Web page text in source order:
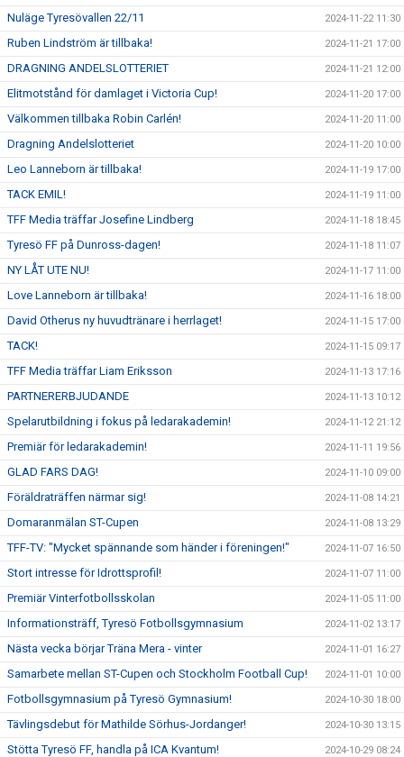
Nuläge Tyresövallen 22/11 2024-11-22 11:30
Ruben Lindström är tillbaka! 2024-11-21 17:00
DRAGNING ANDELSLOTTERIET 2024-11-21 12:00
Elitmotstånd för damlaget i Victoria Cup! 2024-11-20 17:00
Välkommen tillbaka Robin Carlén! 2024-11-20 11:00
Dragning Andelslotteriet 2024-11-20 10:00
Leo Lanneborn är tillbaka! 2024-11-19 17:00
TACK EMIL! 2024-11-19 11:00
TFF Media träffar Josefine Lindberg 2024-11-18 18:45
Tyresö FF på Dunross-dagen! 2024-11-18 11:07
NY LÅT UTE NU! 2024-11-17 11:00
Love Lanneborn är tillbaka! 2024-11-16 18:00
David Otherus ny huvudtränare i herrlaget! 2024-11-15 17:00
TACK! 2024-11-15 09:17
TFF Media träffar Liam Eriksson 2024-11-13 17:16
PARTNERERBJUDANDE 2024-11-13 10:12
Spelarutbildning i fokus på ledarakademin! 2024-11-12 21:12
Premiär för ledarakademin! 2024-11-11 19:56
GLAD FARS DAG! 2024-11-10 09:00
Föräldraträffen närmar sig! 2024-11-08 14:21
Domaranmälan ST-Cupen 2024-11-08 13:29
TFF-TV: "Mycket spännande som händer i föreningen!" 2024-11-07 16:50
Stort intresse för Idrottsprofil! 2024-11-07 11:00
Premiär Vinterfotbollsskolan 2024-11-05 11:00
Informationsträff, Tyresö Fotbollsgymnasium 2024-11-02 13:17
Nästa vecka börjar Träna Mera - vinter 2024-11-01 16:27
Samarbete mellan ST-Cupen och Stockholm Football Cup! 2024-11-01 10:00
Fotbollsgymnasium på Tyresö Gymnasium! 2024-10-30 18:00
Tävlingsdebut för Mathilde Sörhus-Jordanger! 2024-10-30 13:15
Stötta Tyresö FF, handla på ICA Kvantum! 2024-10-29 08:24